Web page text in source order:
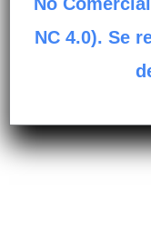
NC 4.0). Se